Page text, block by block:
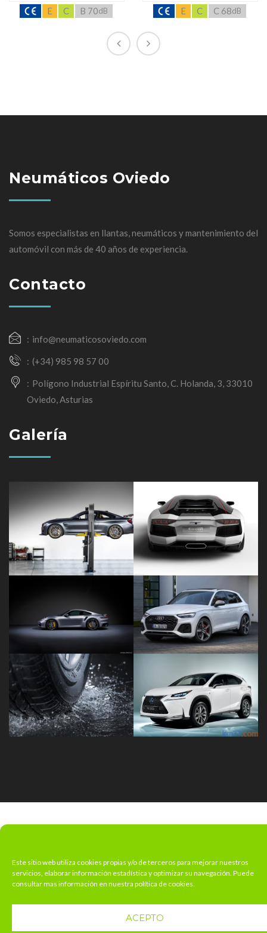
Este sitio web utiliza cookies propias y/o de terceros para mejorar nuestros
servicios, elaborar información estadística y optimizar su navegación. Puede
consultar mas información en nuestra política de cookies.
ACEPTO
E C B 70dB E C C 68dB
Neumáticos Oviedo
Somos especialistas en llantas, neumáticos y mantenimiento del
automóvil con más de 40 años de experiencia.
Contacto
info@neumaticosoviedo.com
(+34) 985 98 57 00
Polígono Industrial Espíritu Santo, C. Holanda, 3, 33010
Oviedo, Asturias
Galería